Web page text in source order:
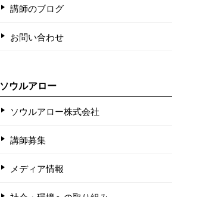
講師のブログ
お問い合わせ
ソウルアロー
ソウルアロー株式会社
講師募集
メディア情報